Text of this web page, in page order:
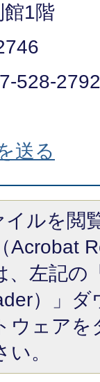
1階
528-2792​​​​​​​
送る
イルを閲
Acrobat
、左記の
）」
ウェア
。